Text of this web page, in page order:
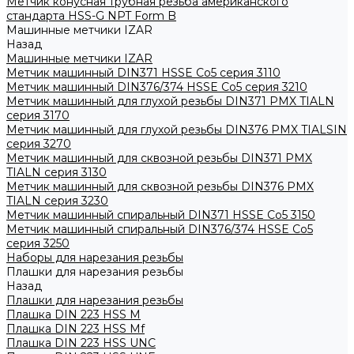
стандарта HSS-G NPT Form B
Машинные метчики IZAR
Назад
Машинные метчики IZAR
Метчик машинный DIN371 HSSE Co5 серия 3110
Метчик машинный DIN376/374 HSSE Co5 серия 3210
Метчик машинный для глухой резьбы DIN371 PMX TIALN
серия 3170
Метчик машинный для глухой резьбы DIN376 PMX TIALSIN
серия 3270
Метчик машинный для сквозной резьбы DIN371 PMX
TIALN серия 3130
Метчик машинный для сквозной резьбы DIN376 PMX
TIALN серия 3230
Метчик машинный спиральный DIN371 HSSE Co5 3150
Метчик машинный спиральный DIN376/374 HSSE Co5
серия 3250
Наборы для нарезания резьбы
Плашки для нарезания резьбы
Назад
Плашки для нарезания резьбы
Плашка DIN 223 HSS M
Плашка DIN 223 HSS Mf
Плашка DIN 223 HSS UNC